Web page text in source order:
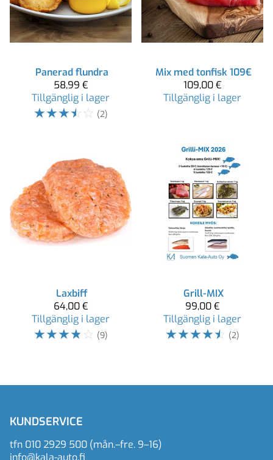
Panerad flundra
58,99 €
Tillgänglig i lager
☆☆☆☆ ☆ (2)
Mix med tonfisk 109€
109,00 €
Tillgänglig i lager
Laxbiff
64,00 €
Tillgänglig i lager
☆☆☆☆ ☆ (9)
Grill-MIX
99,00 €
Tillgänglig i lager
☆☆☆☆☆ (2)
KUNDSERVICE
tfn 010 2929 500 (mån.–fre. 9–16)
info@kala-auto.fi